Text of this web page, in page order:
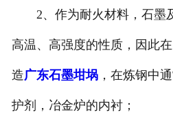
2、作为耐火材料，石墨
高温、高强度的性质，因此
造广东石墨坩埚，在炼钢中
护剂，冶金炉的内衬；